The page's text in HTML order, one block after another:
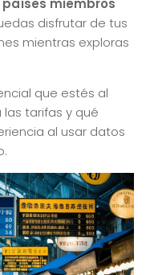
miembros
disfrutar de tus
mientras exploras
que estés al
tarifas y qué
al usar datos